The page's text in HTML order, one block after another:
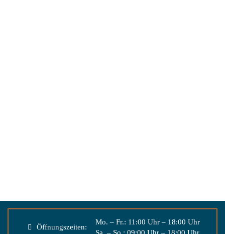
Öffnungszeiten:
Mo. – Fr.: 11:00 Uhr – 18:00 Uhr
Sa. – So.: 09:00 Uhr – 18:00 Uhr